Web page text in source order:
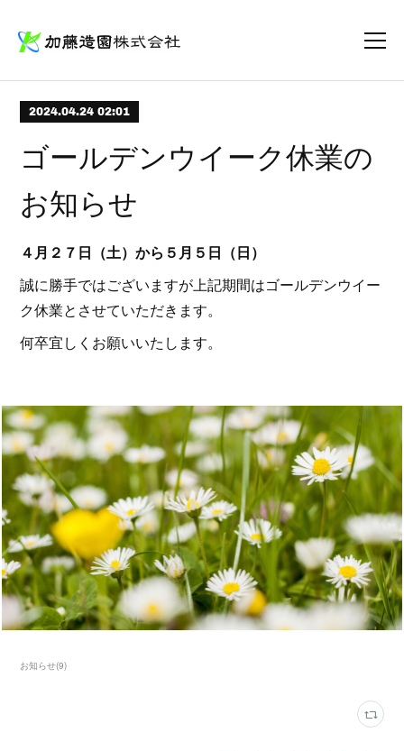
2024.04.24 02:01
ゴールデンウイーク休業の
お知らせ
４月２７日（土）から５月５日（日）
誠に勝手ではございますが上記期間はゴールデンウイー
ク休業とさせていただきます。
何卒宜しくお願いいたします。
お知らせ(9)